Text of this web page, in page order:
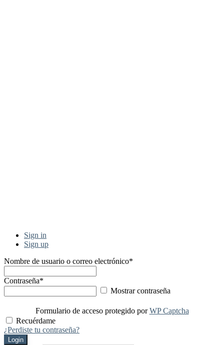
Sign in
Sign up
Nombre de usuario o correo electrónico*
Contraseña*
Mostrar contraseña
Formulario de acceso protegido porWP Captcha
Recuérdame
¿Perdiste tu contraseña?
Login